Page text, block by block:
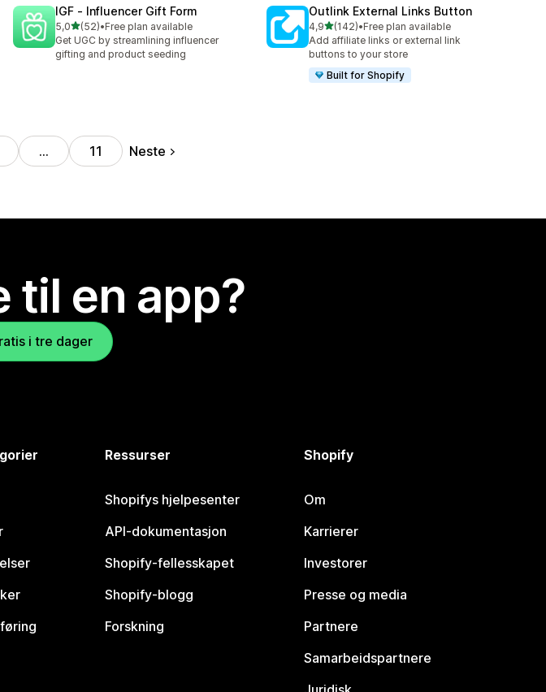
IGF ‑ Influencer Gift Form
5,0av 5 stjerner
(52)
Totalt 52 omtaler
•Free plan available
Get UGC by streamlining influencer
gifting and product seeding
Outlink External Links Button
4,9av 5 stjerner
(142)
Totalt 142 omtaler
•Free plan available
Add affiliate links or external link
buttons to your store
Built for Shopify
… 11 Neste
til en app?
i tre dager
Ressurser
Shopifys hjelpesenter
API-dokumentasjon
Shopify-fellesskapet
Shopify-blogg
Forskning
Shopify
Om
Karrierer
Investorer
Presse og media
Partnere
Samarbeidspartnere